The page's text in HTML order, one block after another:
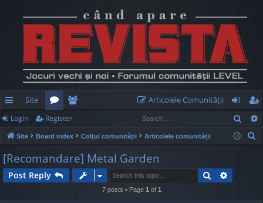
ui
ck
lin
ks
Site
or
u
m
s
e
m
be
Articolele Comunităţii
og
in
eg
ist
Login Register
Site Board index Colțul comunității Articolele comunității
[Recomandare] Metal Garden
Post Reply Search
7 posts • Page 1 of 1